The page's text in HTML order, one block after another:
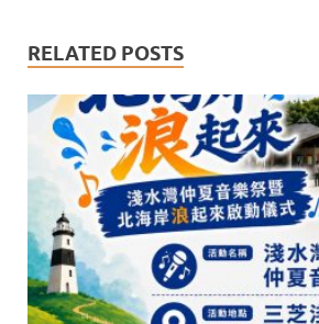
RELATED POSTS